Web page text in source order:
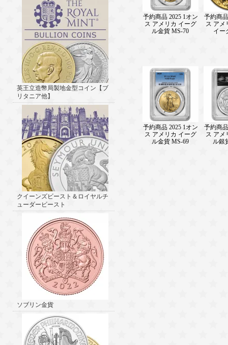
英王立造幣局製地金型コイン【ブ
リタニア他】
クイーンズビースト＆ロイヤルチ
ューダービースト
ソブリン金貨
予約商品 2025 1オン
ス アメリカ イーグ
ル金貨 MS-70
予約商
ス アメ
イー
予約商品 2025 1オン
ス アメリカ イーグ
ル金貨 MS-69
予約商
ス アメ
ル銀